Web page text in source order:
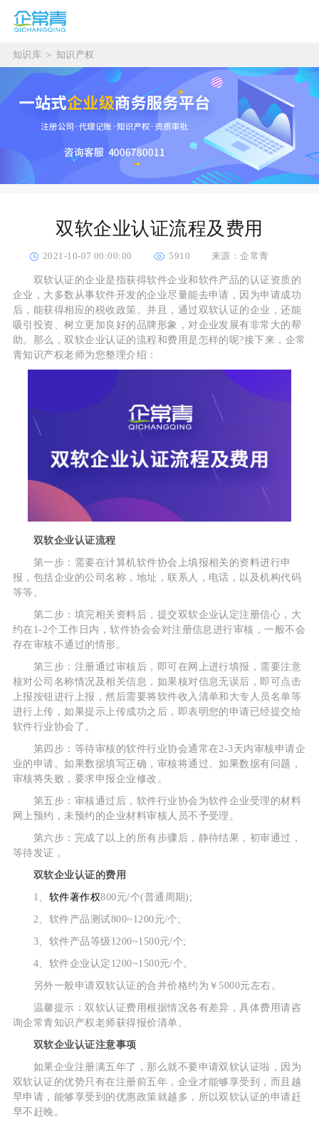
知识库 ＞ 知识产权
双软企业认证流程及费用
2021-10-07 00:00:00 5910 来源：企常青
双软认证的企业是指获得软件企业和软件产品的认证资质的
企业，大多数从事软件开发的企业尽量能去申请，因为申请成功
后，能获得相应的税收政策。并且，通过双软认证的企业，还能
吸引投资、树立更加良好的品牌形象，对企业发展有非常大的帮
助。那么，双软企业认证的流程和费用是怎样的呢?接下来，企常
青知识产权老师为您整理介绍：
双软企业认证流程
第一步：需要在计算机软件协会上填报相关的资料进行申
报，包括企业的公司名称，地址，联系人，电话，以及机构代码
等等。
第二步：填完相关资料后，提交双软企业认定注册信心，大
约在1-2个工作日内，软件协会会对注册信息进行审核，一般不会
存在审核不通过的情形。
第三步：注册通过审核后，即可在网上进行填报，需要注意
核对公司名称情况及相关信息，如果核对信息无误后，即可点击
上报按钮进行上报，然后需要将软件收入清单和大专人员名单等
进行上传，如果提示上传成功之后，即表明您的申请已经提交给
软件行业协会了。
第四步：等待审核的软件行业协会通常在2-3天内审核申请企
业的申请。如果数据填写正确，审核将通过。如果数据有问题，
审核将失败，要求申报企业修改。
第五步：审核通过后，软件行业协会为软件企业受理的材料
网上预约，未预约的企业材料审核人员不予受理。
第六步：完成了以上的所有步骤后，静待结果，初审通过，
等待发证 。
双软企业认证的费用
1、 软件著作权800元/个(普通周期);
2、软件产品测试800~1200元/个;
3、软件产品等级1200~1500元/个;
4、软件企业认定1200~1500元/个。
另外一般申请双软认证的合并价格约为￥5000元左右。
温馨提示：双软认证费用根据情况各有差异，具体费用请咨
询企常青知识产权老师获得报价清单。
双软企业认证注意事项
如果企业注册满五年了，那么就不要申请双软认证啦，因为
双软认证的优势只有在注册前五年，企业才能够享受到，而且越
早申请，能够享受到的优惠政策就越多，所以双软认证的申请赶
早不赶晚。